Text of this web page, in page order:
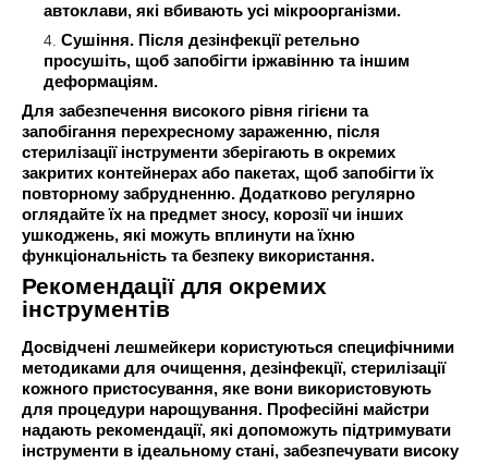
автоклави, які вбивають усі мікроорганізми.
Сушіння. Після дезінфекції ретельно
просушіть, щоб запобігти іржавінню та іншим
деформаціям.
Для забезпечення високого рівня гігієни та
запобігання перехресному зараженню, після
стерилізації інструменти зберігають в окремих
закритих контейнерах або пакетах, щоб запобігти їх
повторному забрудненню. Додатково регулярно
оглядайте їх на предмет зносу, корозії чи інших
ушкоджень, які можуть вплинути на їхню
функціональність та безпеку використання.
Рекомендації для окремих
інструментів
Досвідчені лешмейкери користуються специфічними
методиками для очищення, дезінфекції, стерилізації
кожного пристосування, яке вони використовують
для процедури нарощування. Професійні майстри
надають рекомендації, які допоможуть підтримувати
інструменти в ідеальному стані, забезпечувати високу